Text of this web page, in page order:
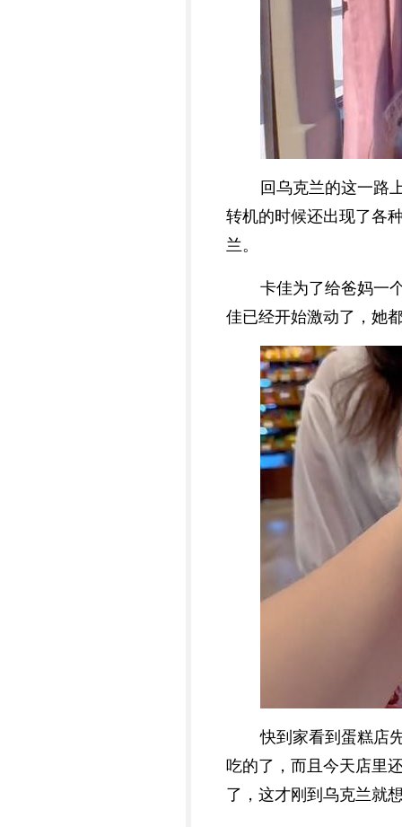
回乌克兰的这一路
转机的时候还出现了各
兰。
卡佳为了给爸妈一
佳已经开始激动了，她
快到家看到蛋糕店
吃的了，而且今天店里
了，这才刚到乌克兰就